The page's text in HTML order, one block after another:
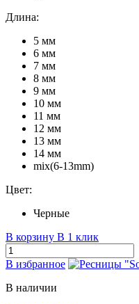
Длина:
5 мм
6 мм
7 мм
8 мм
9 мм
10 мм
11 мм
12 мм
13 мм
14 мм
mix(6-13mm)
Цвет:
Черные
В корзину В 1 клик
В избранное
В наличии